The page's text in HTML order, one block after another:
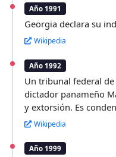
Año 1991
Georgia declara su
Wikipedia
Año 1992
Un tribunal federal de
dictador panameño
y extorsión. Es
Wikipedia
Año 1999